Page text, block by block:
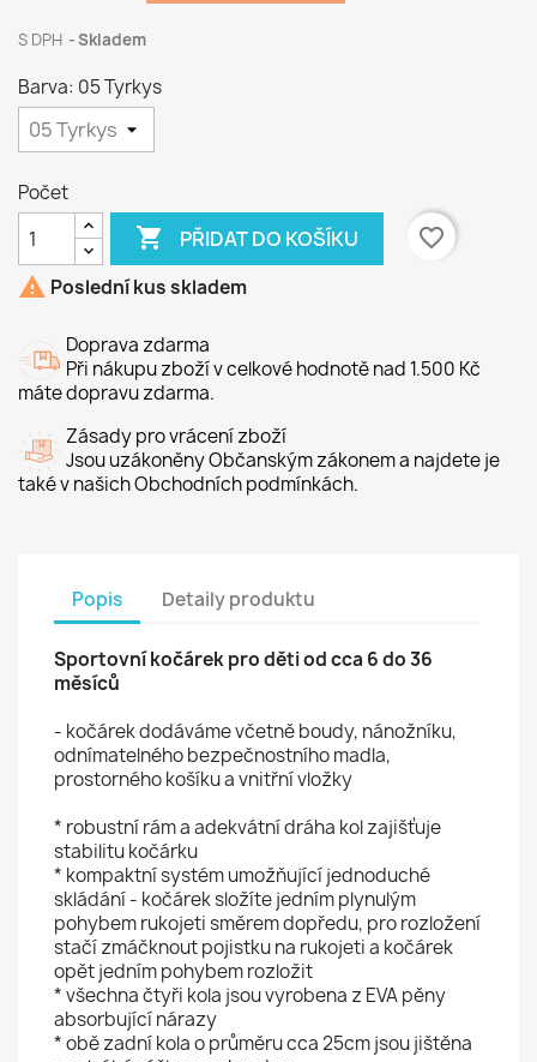
S DPH Skladem
Barva: 05 Tyrkys
Počet
 PŘIDAT DO KOŠÍKU
favorite_border
 Poslední kus skladem
Doprava zdarma
Při nákupu zboží v celkové hodnotě nad 1.500 Kč
máte dopravu zdarma.
Zásady pro vrácení zboží
Jsou uzákoněny Občanským zákonem a najdete je
také v našich Obchodních podmínkách.
Popis Detaily produktu
Sportovní kočárek pro děti od cca 6 do 36
měsíců
- kočárek dodáváme včetně boudy, nánožníku,
odnímatelného bezpečnostního madla,
prostorného košíku a vnitřní vložky
* robustní rám a adekvátní dráha kol zajišťuje
stabilitu kočárku
* kompaktní systém umožňující jednoduché
skládání - kočárek složíte jedním plynulým
pohybem rukojeti směrem dopředu, pro rozložení
stačí zmáčknout pojistku na rukojeti a kočárek
opět jedním pohybem rozložit
* všechna čtyři kola jsou vyrobena z EVA pěny
absorbující nárazy
* obě zadní kola o průměru cca 25cm jsou jištěna